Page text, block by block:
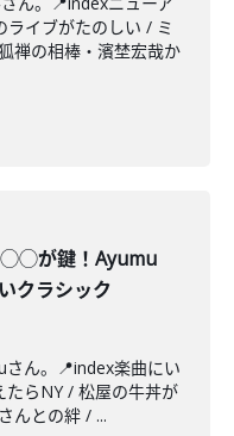
ライブがたのしい / ミ
禅の相棒・濱埜宏哉か
◯◯が鍵！Ayumu
クラシック
ん。📍index楽曲にい
たらNY / 松屋の牛丼が
んとの絆 / ...